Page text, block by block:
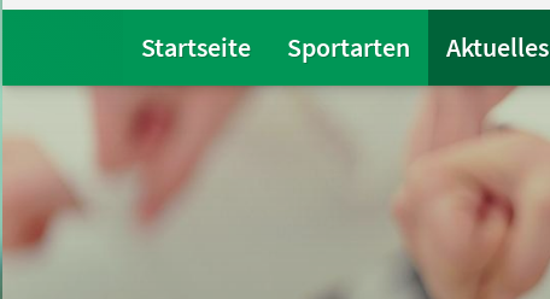
Startseite Sportarten Aktuelles